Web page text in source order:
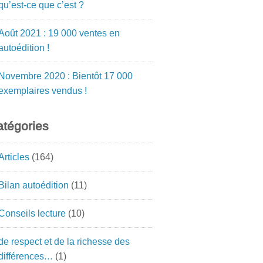
ce que c’est ?
2021 : 19 000 ventes en
!
2020 : Bientôt 17 000
vendus !
(164)
autoédition (11)
lecture(10)
respect et de la richesse des
(1)